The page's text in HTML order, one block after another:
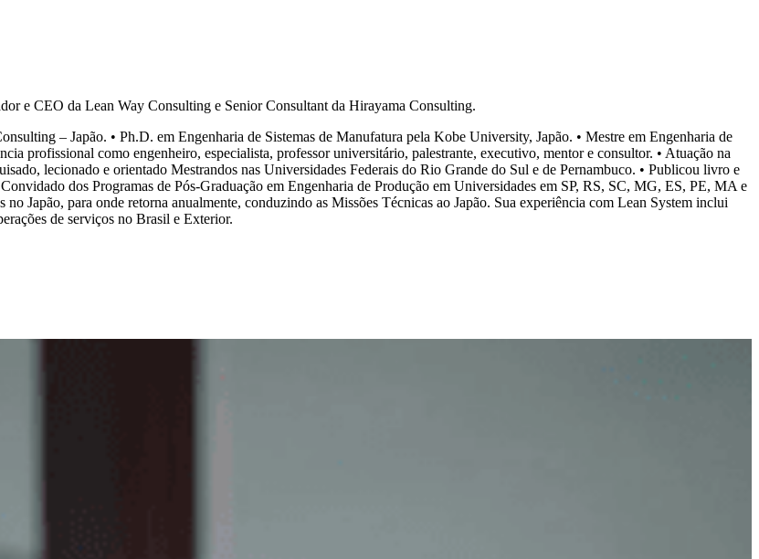
e CEO da Lean Way Consulting e Senior Consultant da Hirayama Consulting.
– Japão. • Ph.D. em Engenharia de Sistemas de Manufatura pela Kobe University, Japão. • Mestre em Engenharia de
profissional como engenheiro, especialista, professor universitário, palestrante, executivo, mentor e consultor. • Atuação na
lecionado e orientado Mestrandos nas Universidades Federais do Rio Grande do Sul e de Pernambuco. • Publicou livro e
dos Programas de Pós-Graduação em Engenharia de Produção em Universidades em SP, RS, SC, MG, ES, PE, MA e
Japão, para onde retorna anualmente, conduzindo as Missões Técnicas ao Japão. Sua experiência com Lean System inclui
de serviços no Brasil e Exterior.